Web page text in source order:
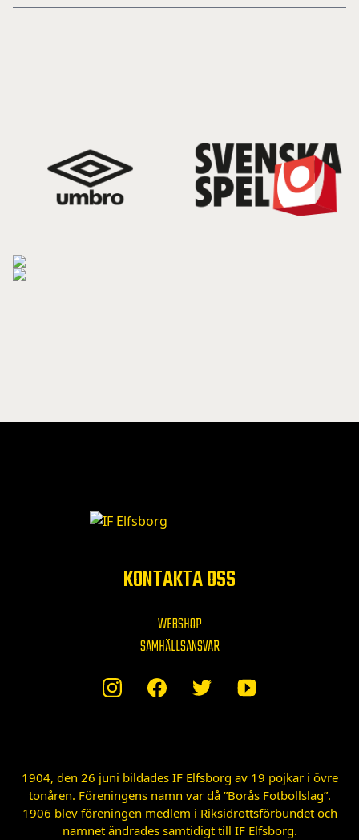
KONTAKTA OSS
WEBSHOP
SAMHÄLLSANSVAR
1904, den 26 juni bildades IF Elfsborg av 19 pojkar i övre
tonåren. Föreningens namn var då ”Borås Fotbollslag”.
1906 blev föreningen medlem i Riksidrottsförbundet och
namnet ändrades samtidigt till IF Elfsborg.